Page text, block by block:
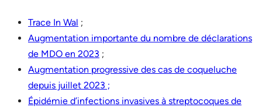
Trace In Wal ;
Augmentation importante du nombre de déclarations
de MDO en 2023 ;
Augmentation progressive des cas de coqueluche
depuis juillet 2023 ;
Épidémie d’infections invasives à streptocoques de